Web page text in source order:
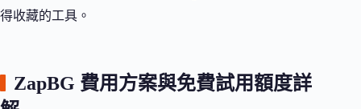
得收藏的工具。
ZapBG 費用方案與免費試用額度詳